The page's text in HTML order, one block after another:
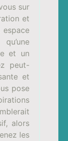
sur
et
et un
peut-
et
pose
alors
les